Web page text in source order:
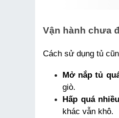
Vận hành chưa
Cách sử dụng tủ
Mở nắp tủ
giò.
Hấp quá
khác vẫn khô.